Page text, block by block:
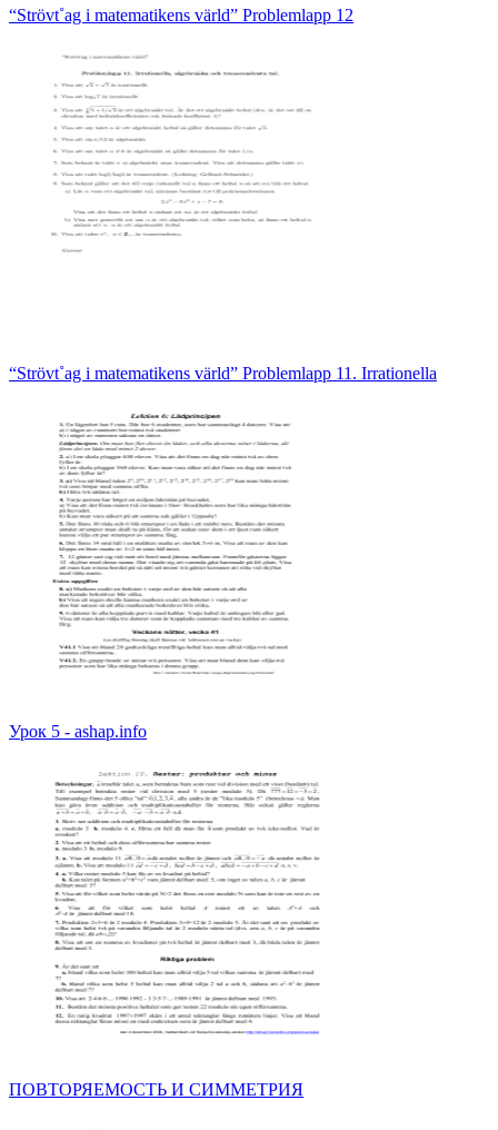
“Strövt˚ag i matematikens värld” Problemlapp 12
“Strövt˚ag i matematikens värld” Problemlapp 11. Irrationella
Урок 5 - ashap.info
ПОВТОРЯЕМОСТЬ И СИММЕТРИЯ